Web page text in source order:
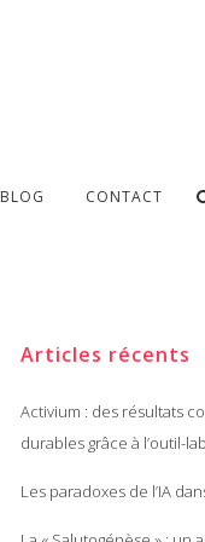
BLOG CONTACT
Articles récents
Activium : des résultats
durables grâce à l’outil-
Les paradoxes de l’IA